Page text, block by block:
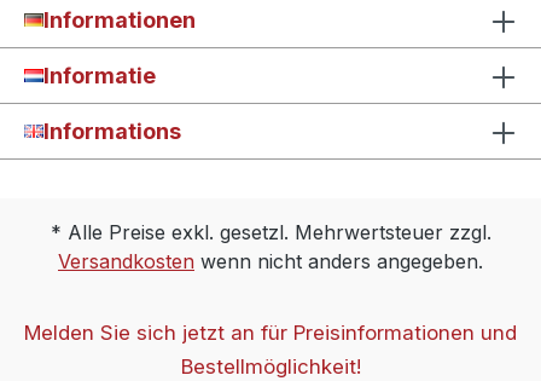
Informationen
Informatie
Informations
* Alle Preise exkl. gesetzl. Mehrwertsteuer zzgl.
Versandkosten wenn nicht anders angegeben.
Melden Sie sich jetzt an für Preisinformationen und
Bestellmöglichkeit!